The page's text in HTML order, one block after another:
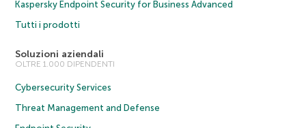
Kaspersky Endpoint Security for Business Advanced
Tutti i prodotti
Soluzioni aziendali
OLTRE 1.000 DIPENDENTI
Cybersecurity Services
Threat Management and Defense